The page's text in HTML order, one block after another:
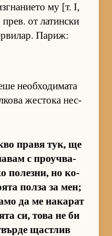
му [т. I,
от ла­тин­ски
Па­риж:
не­об­хо­ди­мата
жес­тока нес­
правя тук, ще
с про­уч­ва­
по­лез­ни, но ко­
полза за мен;
да ме на­ка­рат
си, това не би
щас­т­лив